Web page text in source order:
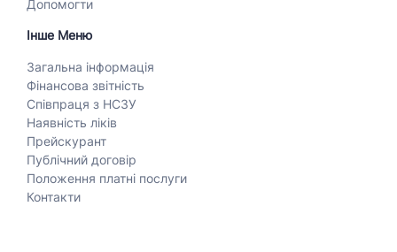
Допомогти
Інше Меню
Загальна інформація
Фінансова звітність
Співпраця з НСЗУ
Наявність ліків
Прейскурант
Публічний договір
Положення платні послуги
Контакти